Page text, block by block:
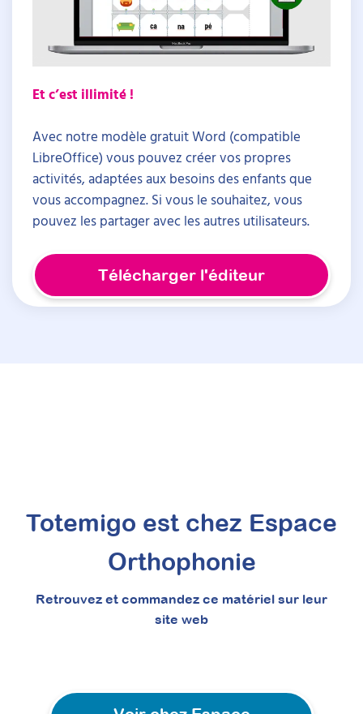
Et c’est illimité !
Avec notre modèle gratuit Word (compatible
LibreOffice) vous pouvez créer vos propres
activités, adaptées aux besoins des enfants que
vous accompagnez. Si vous le souhaitez, vous
pouvez les partager avec les autres utilisateurs.
Télécharger l'éditeur
Totemigo est chez Espace
Orthophonie
Retrouvez et commandez ce matériel sur leur
site web